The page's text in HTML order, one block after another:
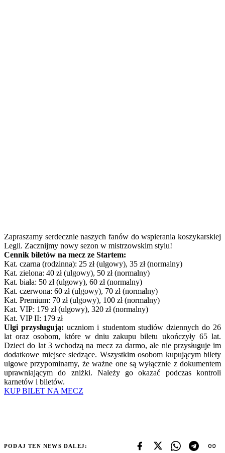
Zapraszamy serdecznie naszych fanów do wspierania koszykarskiej
Legii. Zacznijmy nowy sezon w mistrzowskim stylu!
Cennik biletów na mecz ze Startem:
Kat. czarna (rodzinna): 25 zł (ulgowy), 35 zł (normalny)
Kat. zielona: 40 zł (ulgowy), 50 zł (normalny)
Kat. biała: 50 zł (ulgowy), 60 zł (normalny)
Kat. czerwona: 60 zł (ulgowy), 70 zł (normalny)
Kat. Premium: 70 zł (ulgowy), 100 zł (normalny)
Kat. VIP: 179 zł (ulgowy), 320 zł (normalny)
Kat. VIP II: 179 zł
Ulgi przysługują: uczniom i studentom studiów dziennych do 26
lat oraz osobom, które w dniu zakupu biletu ukończyły 65 lat.
Dzieci do lat 3 wchodzą na mecz za darmo, ale nie przysługuje im
dodatkowe miejsce siedzące. Wszystkim osobom kupującym bilety
ulgowe przypominamy, że ważne one są wyłącznie z dokumentem
uprawniającym do zniżki. Należy go okazać podczas kontroli
karnetów i biletów.
KUP BILET NA MECZ
PODAJ TEN NEWS DALEJ: